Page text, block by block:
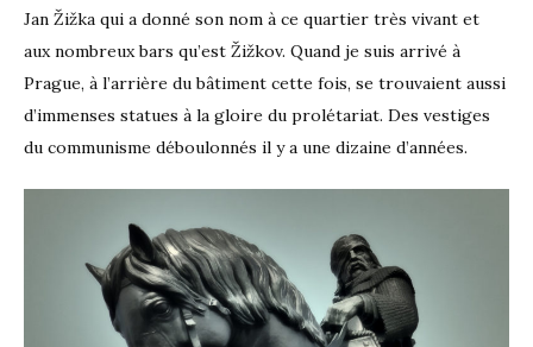
Jan Žižka qui a donné son nom à ce quartier très vivant et
aux nombreux bars qu’est Žižkov. Quand je suis arrivé à
Prague, à l’arrière du bâtiment cette fois, se trouvaient aussi
d’immenses statues à la gloire du prolétariat. Des vestiges
du communisme déboulonnés il y a une dizaine d’années.